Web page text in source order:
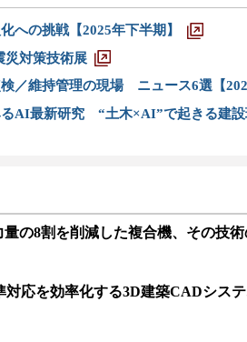
への挑戦【2025年下半期】
災対策技術展
／維持管理の現場 ニュース6選【
るAI最新研究 “土木×AI”で起きる建設
量の8割を削減した複合機、その技
対応を効率化する3D建築CADシス